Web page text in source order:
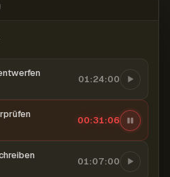
01:24:00
00:31:07
01:07:00